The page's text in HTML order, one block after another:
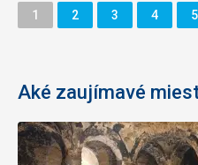
Stránka
1 Stránka
2 Stránka
3 Stránka
4 5
Aké zaujímavé